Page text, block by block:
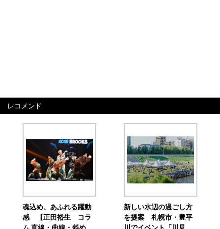
レコメンド
魂込め、あふれる躍動
感 【正田裕生 コラ
新しい水辺の過ごし方
を提案 札幌市・豊平